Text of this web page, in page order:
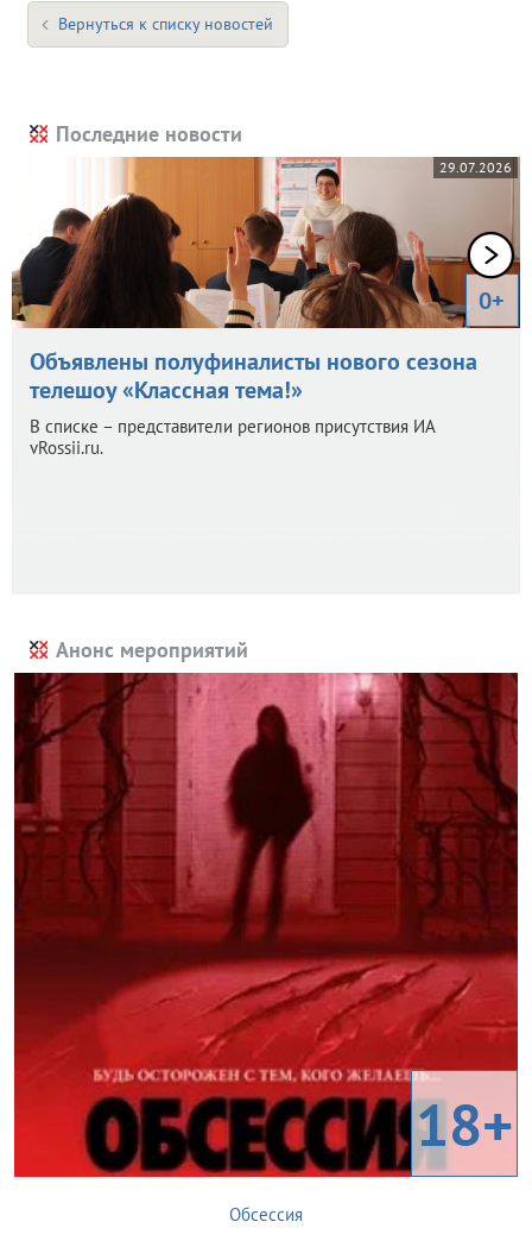
Вернуться к списку новостей
Последние новости
29.07.2026
0+
Объявлены полуфиналисты нового сезона
телешоу «Классная тема!»
В списке – представители регионов присутствия ИА
vRossii.ru.
Анонс мероприятий
18+
Обсессия